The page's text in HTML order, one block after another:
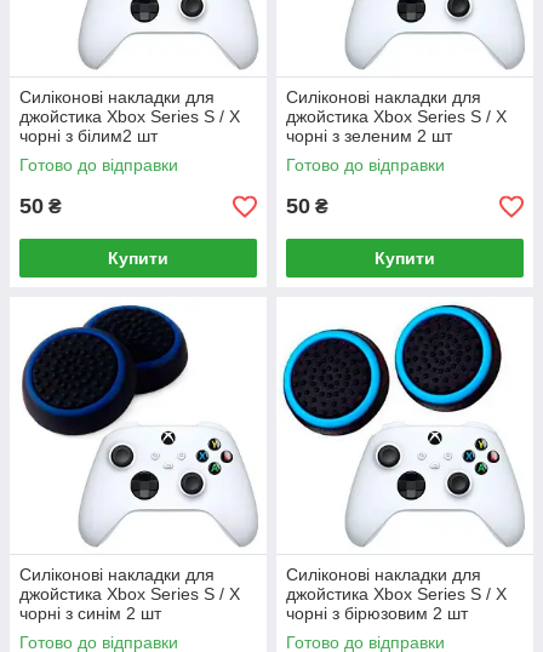
Силіконові накладки для
джойстика Xbox Series S / X
чорні з білим2 шт
Готово до відправки
50 ₴
Купити
Силіконові накладки для
джойстика Xbox Series S / X
чорні з зеленим 2 шт
Готово до відправки
50 ₴
Купити
Силіконові накладки для
джойстика Xbox Series S / X
чорні з синім 2 шт
Готово до відправки
Силіконові накладки для
джойстика Xbox Series S / X
чорні з бірюзовим 2 шт
Готово до відправки